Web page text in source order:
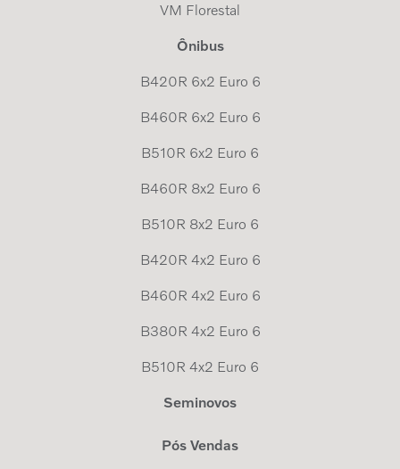
VM Florestal
Ônibus
B420R 6x2 Euro 6
B460R 6x2 Euro 6
B510R 6x2 Euro 6
B460R 8x2 Euro 6
B510R 8x2 Euro 6
B420R 4x2 Euro 6
B460R 4x2 Euro 6
B380R 4x2 Euro 6
B510R 4x2 Euro 6
Seminovos
Pós Vendas